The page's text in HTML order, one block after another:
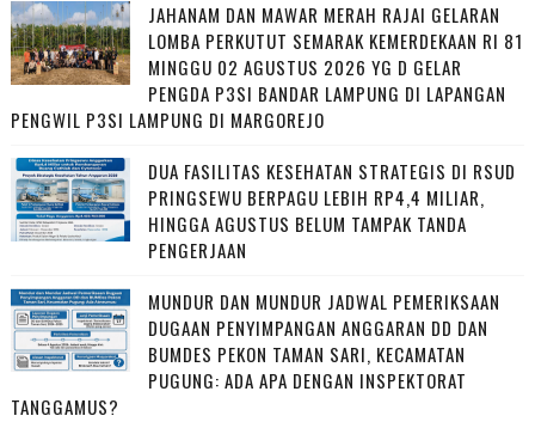
JAHANAM DAN MAWAR MERAH RAJAI GELARAN
LOMBA PERKUTUT SEMARAK KEMERDEKAAN RI 81
MINGGU 02 AGUSTUS 2026 YG D GELAR
PENGDA P3SI BANDAR LAMPUNG DI LAPANGAN
PENGWIL P3SI LAMPUNG DI MARGOREJO
DUA FASILITAS KESEHATAN STRATEGIS DI RSUD
PRINGSEWU BERPAGU LEBIH RP4,4 MILIAR,
HINGGA AGUSTUS BELUM TAMPAK TANDA
PENGERJAAN
MUNDUR DAN MUNDUR JADWAL PEMERIKSAAN
DUGAAN PENYIMPANGAN ANGGARAN DD DAN
BUMDES PEKON TAMAN SARI, KECAMATAN
PUGUNG: ADA APA DENGAN INSPEKTORAT
TANGGAMUS?